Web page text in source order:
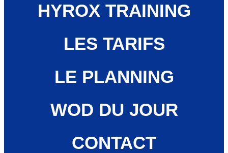
HYROX TRAINING
LES TARIFS
LE PLANNING
WOD DU JOUR
CONTACT